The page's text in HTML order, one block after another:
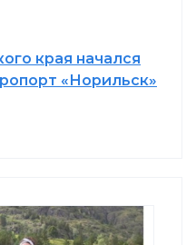
края начался
«Норильск»